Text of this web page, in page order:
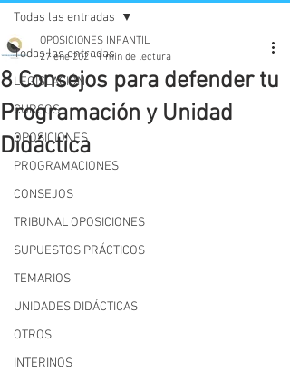
Todas las entradas
LEGISLACIÓN
CURSOS
OPOSICIONES
PROGRAMACIONES
CONSEJOS
TRIBUNAL OPOSICIONES
SUPUESTOS PRÁCTICOS
TEMARIOS
UNIDADES DIDÁCTICAS
OTROS
INTERINOS
Todas las entradas
8 Consejos para defender tu
Programación y Unidad
Didáctica
OPOSICIONES INFANTIL
27 ene 2021 1 min de lectura